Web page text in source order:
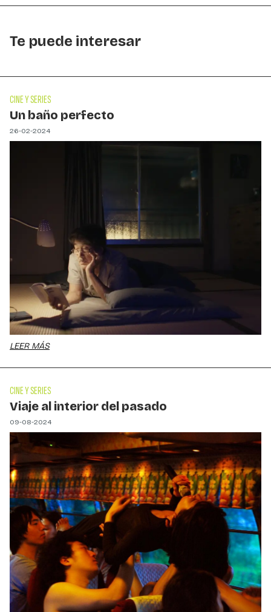
Te puede interesar
CINE Y SERIES
Un baño perfecto
26-02-2024
LEER MÁS
CINE Y SERIES
Viaje al interior del pasado
09-08-2024